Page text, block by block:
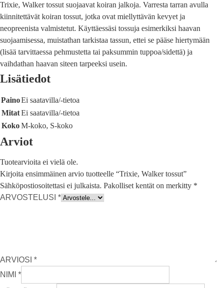
Trixie, Walker tossut suojaavat koiran jalkoja. Varresta tarran avulla
kiinnitettävät koiran tossut, jotka ovat miellyttävän kevyet ja
neopreenista valmistetut. Käyttäessäsi tossuja esimerkiksi haavan
suojaamisessa, muistathan tarkistaa tassun, ettei se pääse hiertymään
(lisää tarvittaessa pehmustetta tai paksummin tuppoa/sidettä) ja
vaihdathan haavan siteen tarpeeksi usein.
Lisätiedot
PainoEi saatavilla/-tietoa
MitatEi saatavilla/-tietoa
KokoM-koko, S-koko
Arviot
Tuotearvioita ei vielä ole.
Kirjoita ensimmäinen arvio tuotteelle “Trixie, Walker tossut”
Sähköpostiosoitettasi ei julkaista. Pakolliset kentät on merkitty *
ARVOSTELUSI *
ARVIOSI *
NIMI *